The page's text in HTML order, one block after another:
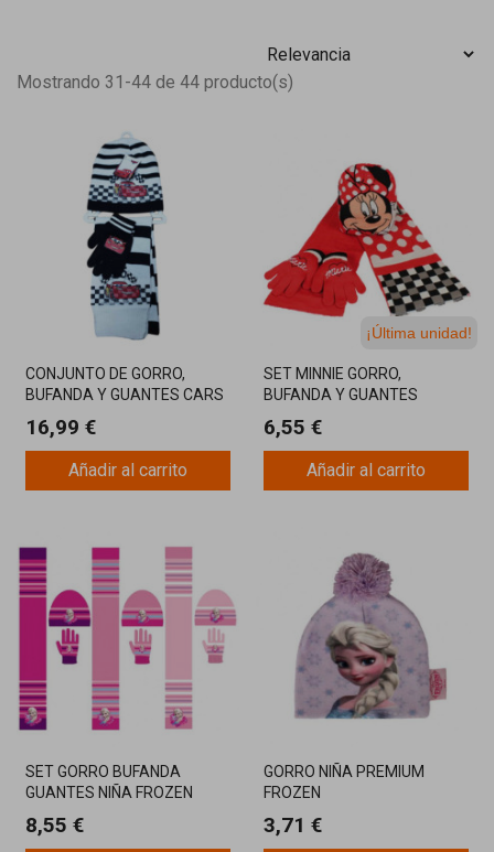
Mostrando 31-44 de 44 producto(s)
CONJUNTO DE GORRO,
BUFANDA Y GUANTES CARS
16,99 €
Añadir al carrito
¡Última unidad!
SET MINNIE GORRO,
BUFANDA Y GUANTES
6,55 €
Añadir al carrito
SET GORRO BUFANDA
GUANTES NIÑA FROZEN
8,55 €
GORRO NIÑA PREMIUM
FROZEN
3,71 €